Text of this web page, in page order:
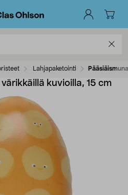
Lahjapaketointi
kuvioilla, 15 cm